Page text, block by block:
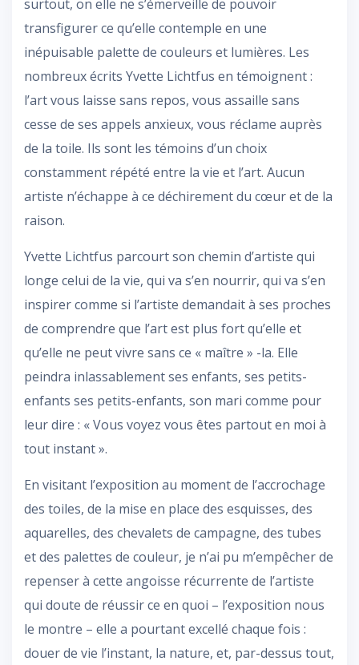
surtout, on elle ne s’émerveille de pouvoir
transfigurer ce qu’elle contemple en une
inépuisable palette de couleurs et lumières. Les
nombreux écrits Yvette Lichtfus en témoignent :
l’art vous laisse sans repos, vous assaille sans
cesse de ses appels anxieux, vous réclame auprès
de la toile. Ils sont les témoins d’un choix
constamment répété entre la vie et l’art. Aucun
artiste n’échappe à ce déchirement du cœur et de la
raison.
Yvette Lichtfus parcourt son chemin d’artiste qui
longe celui de la vie, qui va s’en nourrir, qui va s’en
inspirer comme si l’artiste demandait à ses proches
de comprendre que l’art est plus fort qu’elle et
qu’elle ne peut vivre sans ce « maître » -la. Elle
peindra inlassablement ses enfants, ses petits-
enfants ses petits-enfants, son mari comme pour
leur dire : « Vous voyez vous êtes partout en moi à
tout instant ».
En visitant l’exposition au moment de l’accrochage
des toiles, de la mise en place des esquisses, des
aquarelles, des chevalets de campagne, des tubes
et des palettes de couleur, je n’ai pu m’empêcher de
repenser à cette angoisse récurrente de l’artiste
qui doute de réussir ce en quoi – l’exposition nous
le montre – elle a pourtant excellé chaque fois :
douer de vie l’instant, la nature, et, par-dessus tout,